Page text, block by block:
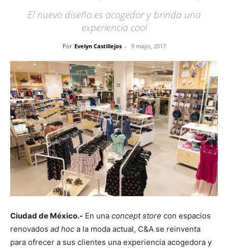
El nuevo diseño es acogedor y brinda una
experiencia cool
Por Evelyn Castillejos - 9 mayo, 2017
Ciudad de México.- En una concept store con espacios
renovados ad hoc a la moda actual, C&A se reinventa
para ofrecer a sus clientes una experiencia acogedora y